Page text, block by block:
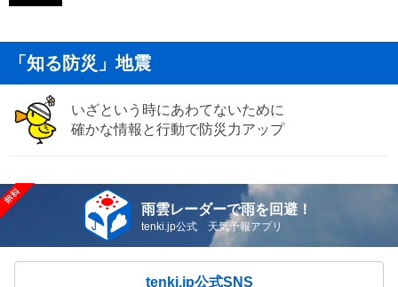
「知る防災」地震
いざという時にあわてないために
確かな情報と行動で防災力アップ
雨雲レーダーで雨を回避！
tenki.jp公式 天気予報アプリ
tenki.jp公式SNS